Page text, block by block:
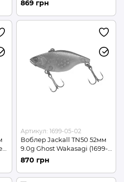
869 грн
Артикул: 1699-05-02
Воблер Jackall TN50 52мм
9.0g Ghost Wakasagi (1699-
05-02)
870 грн